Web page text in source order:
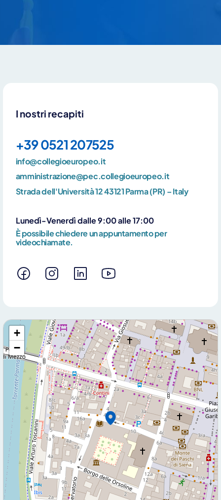
I nostri recapiti
+39 0521 207525
info@collegioeuropeo.it
amministrazione@pec.collegioeuropeo.it
Strada dell'Università 12 43121 Parma (PR) – Italy
Lunedì-Venerdì dalle 9:00 alle 17:00
È possibile chiedere un appuntamento per
videochiamate.
+
−